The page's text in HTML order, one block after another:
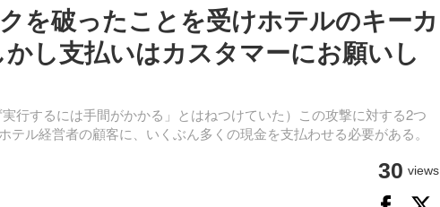
を破ったことを受けホテルのキーカ
し支払いはカスタマーにお願いし
行するには手間がかかる」とはねつけていた）この攻撃に対する2つ
ル経営者の顧客に、いくぶん多くの現金を支払わせる必要がある。
30 views